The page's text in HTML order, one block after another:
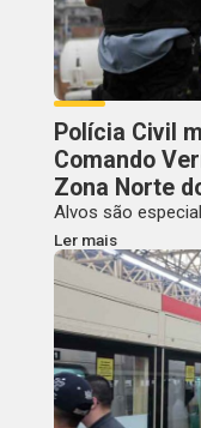
Polícia Civil
Comando
Zona Norte
Alvos são
Ler mais